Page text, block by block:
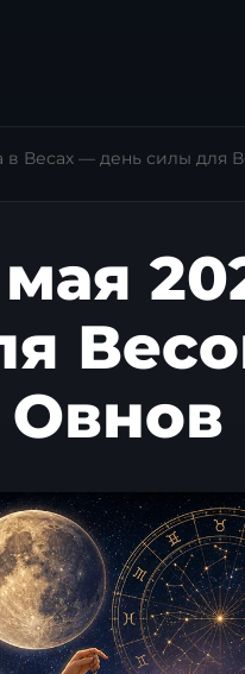
в Весах — день силы